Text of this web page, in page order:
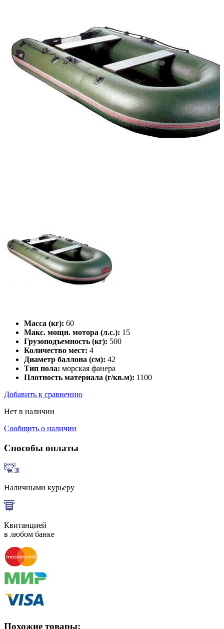
Масса (кг): 60
Макс. мощн. мотора (л.с.): 15
Грузоподъемность (кг): 500
Количество мест: 4
Диаметр баллона (см): 42
Тип пола: морская фанера
Плотность материала (г/кв.м): 1100
Добавить к сравнению
Нет в наличии
Сообщить о наличии
Способы оплаты
Наличными курьеру
Квитанцией
в любом банке
Похожие товары: